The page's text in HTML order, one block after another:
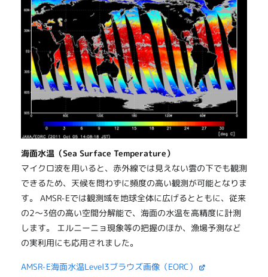
海面水温（Sea Surface Temperature）
マイクロ波を用いると、赤外線では見えない雲の下でも観測
できるため、天候を問わずに頻度の高い観測が可能となりま
す。 AMSR-Eでは観測域を地球全体に広げるとともに、従来
の2～3倍の高い空間分解能で、海面の水温を高精度に計測
します。 エルニーニョ現象等の把握のほか、漁場予測など
の実利用にも応用されました。
AMSR-E海面水温Level3ブラウズ画像（EORC）